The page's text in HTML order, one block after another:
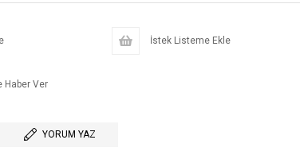
İstek Listeme Ekle
Haber Ver
YORUM YAZ